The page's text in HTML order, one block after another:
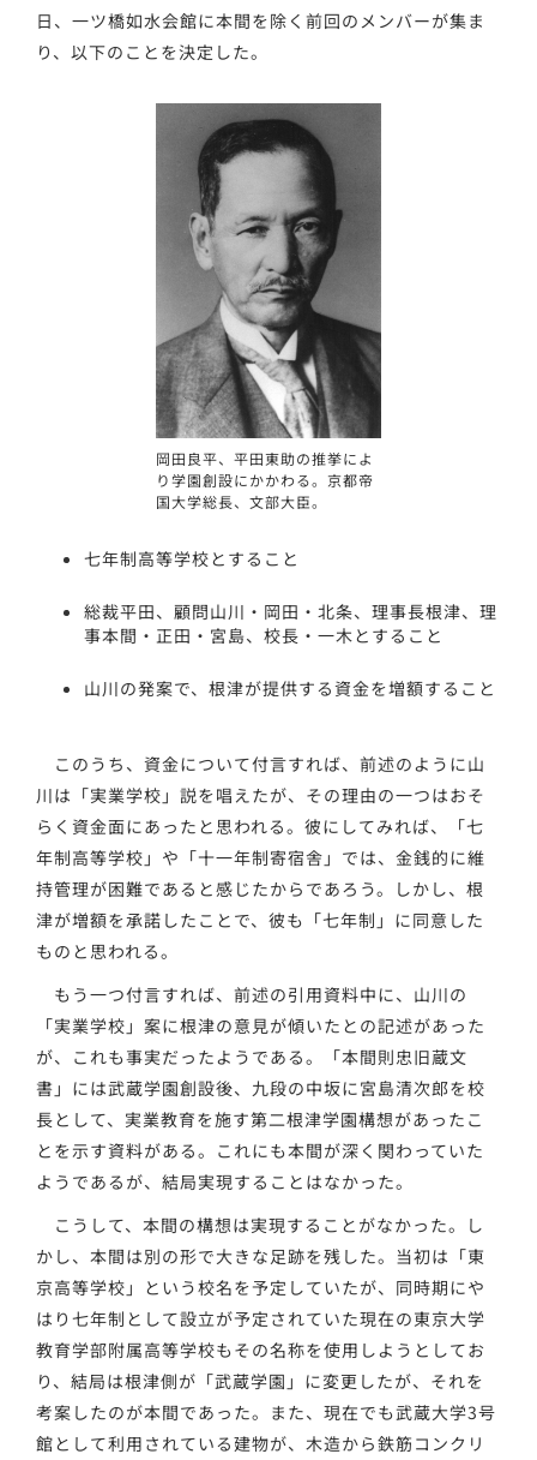
日、一ツ橋如水会館に本間を除く前回のメンバーが集ま
り、以下のことを決定した。
岡田良平、平田東助の推挙によ
り学園創設にかかわる。京都帝
国大学総長、文部大臣。
七年制高等学校とすること
総裁平田、顧問山川・岡田・北条、理事長根津、理
事本間・正田・宮島、校長・一木とすること
山川の発案で、根津が提供する資金を増額すること
このうち、資金について付言すれば、前述のように山
川は「実業学校」説を唱えたが、その理由の一つはおそ
らく資金面にあったと思われる。彼にしてみれば、「七
年制高等学校」や「十一年制寄宿舎」では、金銭的に維
持管理が困難であると感じたからであろう。しかし、根
津が増額を承諾したことで、彼も「七年制」に同意した
ものと思われる。
もう一つ付言すれば、前述の引用資料中に、山川の
「実業学校」案に根津の意見が傾いたとの記述があった
が、これも事実だったようである。「本間則忠旧蔵文
書」には武蔵学園創設後、九段の中坂に宮島清次郎を校
長として、実業教育を施す第二根津学園構想があったこ
とを示す資料がある。これにも本間が深く関わっていた
ようであるが、結局実現することはなかった。
こうして、本間の構想は実現することがなかった。し
かし、本間は別の形で大きな足跡を残した。当初は「東
京高等学校」という校名を予定していたが、同時期にや
はり七年制として設立が予定されていた現在の東京大学
教育学部附属高等学校もその名称を使用しようとしてお
り、結局は根津側が「武蔵学園」に変更したが、それを
考案したのが本間であった。また、現在でも武蔵大学3号
館として利用されている建物が、木造から鉄筋コンクリ